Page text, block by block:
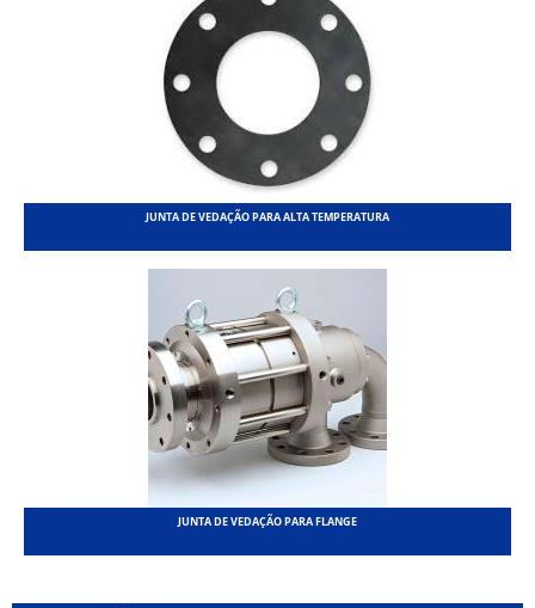
JUNTA DE VEDAÇÃO PARA ALTA TEMPERATURA
JUNTA DE VEDAÇÃO PARA FLANGE